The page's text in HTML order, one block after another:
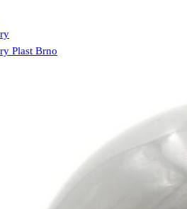
Plast Brno